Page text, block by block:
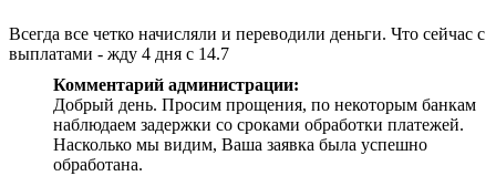
Всегда все четко начисляли и переводили деньги. Что сейчас с
выплатами - жду 4 дня с 14.7
Комментарий администрации:
Добрый день. Просим прощения, по некоторым банкам
наблюдаем задержки со сроками обработки платежей.
Насколько мы видим, Ваша заявка была успешно
обработана.